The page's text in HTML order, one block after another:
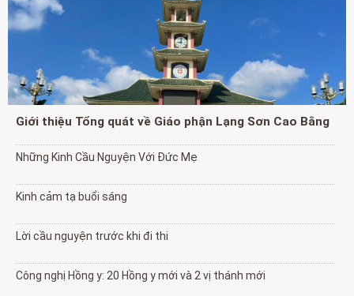
Giới thiệu Tổng quát về Giáo phận Lạng Sơn Cao Bằng
Những Kinh Cầu Nguyện Với Đức Mẹ
Kinh cảm tạ buổi sáng
Lời cầu nguyện trước khi đi thi
Công nghị Hồng y: 20 Hồng y mới và 2 vị thánh mới